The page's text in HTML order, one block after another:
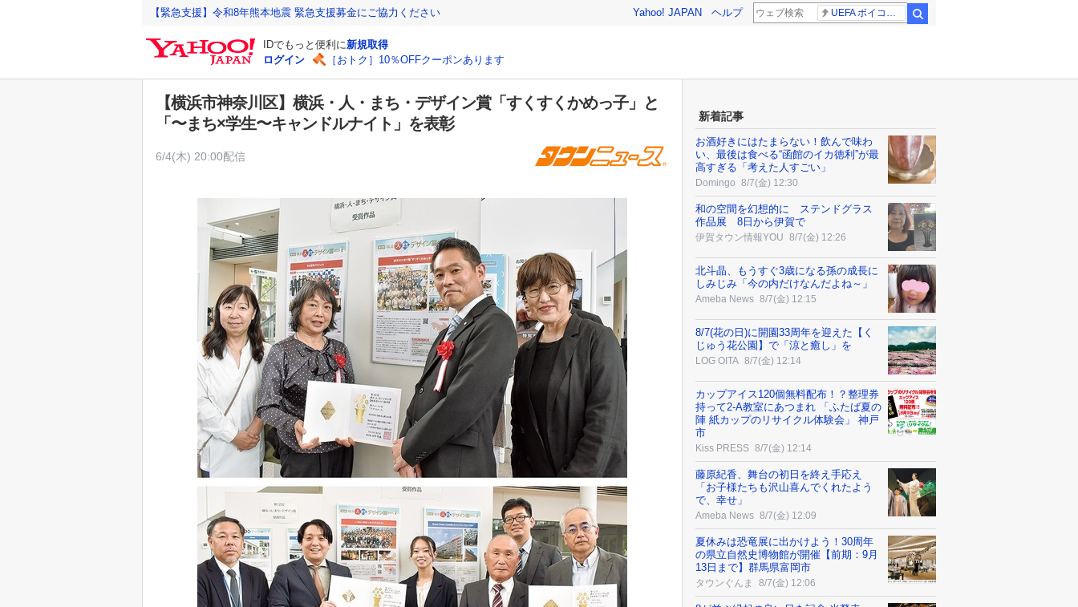
【緊急支援】令和8年熊本地震 緊急支援募金にご協力ください Yahoo! JAPAN ヘルプ UEFA ボイコット継続
IDでもっと便利に新規取得
ログイン
［おトク］10％OFFクーポンあります
【横浜市神奈川区】横浜・人・まち・デザイン賞「すくすくかめっ子」と
「〜まち×学生〜キャンドルナイト」を表彰
6/4(木) 20:00配信
新着記事
お酒好きにはたまらない！飲んで味わ
い、最後は食べる“函館のイカ徳利”が最
高すぎる「考えた人すごい」
Domingo 8/7(金) 12:30
和の空間を幻想的に ステンドグラス
作品展 8日から伊賀で
伊賀タウン情報YOU 8/7(金) 12:26
北斗晶、もうすぐ3歳になる孫の成長に
しみじみ「今の内だけなんだよね～」
Ameba News 8/7(金) 12:15
8/7(花の日)に開園33周年を迎えた【く
じゅう花公園】で「涼と癒し」を
LOG OITA 8/7(金) 12:14
カップアイス120個無料配布！？整理券
持って2-A教室にあつまれ 「ふたば夏の
陣 紙カップのリサイクル体験会」 神戸
市
Kiss PRESS 8/7(金) 12:14
藤原紀香、舞台の初日を終え手応え
「お子様たちも沢山喜んでくれたよう
で、幸せ」
Ameba News 8/7(金) 12:09
夏休みは恐竜展に出かけよう！30周年
の県立自然史博物館が開催【前期：9月
13日まで】群馬県富岡市
タウンぐんま 8/7(金) 12:06